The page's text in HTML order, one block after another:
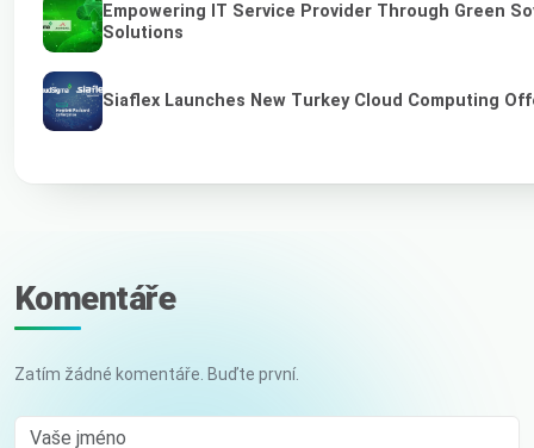
Empowering IT Service Provider Through Green
Solutions
Siaflex Launches New Turkey Cloud Computing
Komentáře
Zatím žádné komentáře. Buďte první.
Vaše jméno